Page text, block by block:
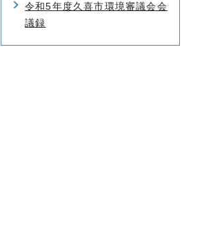
令和5年度久喜市環境審議会会
議録